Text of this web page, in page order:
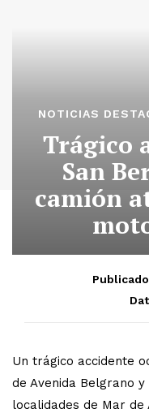
NOTICIAS
Trágico
San
camión
Un trágico accidente
de Avenida Belgrano
localidades de Mar de